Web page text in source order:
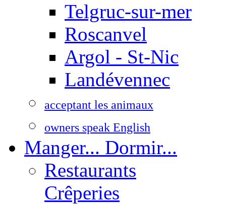
Telgruc-sur-mer
Roscanvel
Argol - St-Nic
Landévennec
acceptant les animaux
owners speak English
Manger... Dormir...
Restaurants
Crêperies